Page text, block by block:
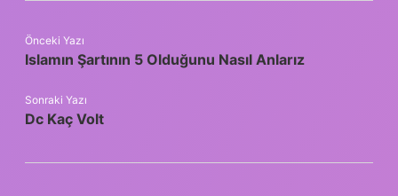
Önceki Yazı
Islamın Şartının 5 Olduğunu Nasıl Anlarız
Sonraki Yazı
Dc Kaç Volt